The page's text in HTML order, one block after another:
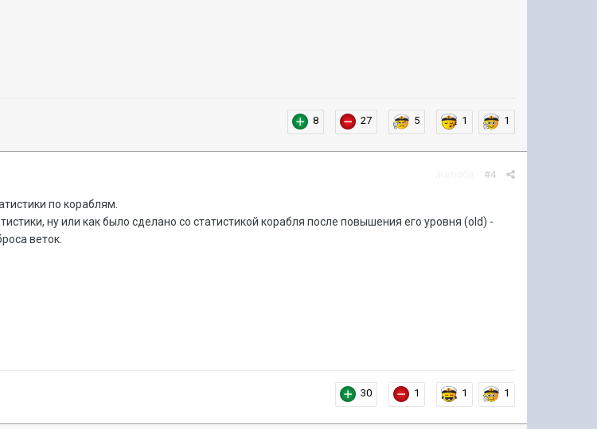
8 27 5 1 1
#4
по кораблям.
ну или как было сделано со статистикой корабля после повышения его уровня (old) -
веток.
30 1 1 1